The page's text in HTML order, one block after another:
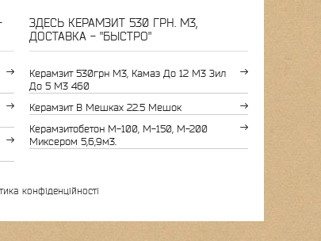
ЗДЕСЬ КЕРАМЗИТ 530 ГРН. М3,
ДОСТАВКА - "БЫСТРО"
Керамзит 530грн М3, Камаз До 12 М3 Зил
До 5 М3 460
Керамзит В Мешках 22.5 Мешок
Керамзитобетон М-100, М-150, М-200
Миксером 5,6,9м3.
конфіденційності